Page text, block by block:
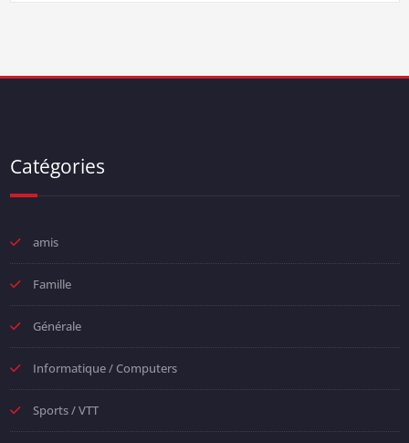
Catégories
amis
Famille
Générale
Informatique / Computers
Sports / VTT